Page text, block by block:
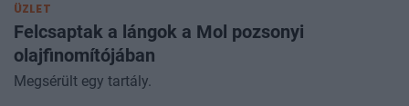
ÜZLET
Felcsaptak a lángok a Mol pozsonyi
olajfinomítójában
Megsérült egy tartály.